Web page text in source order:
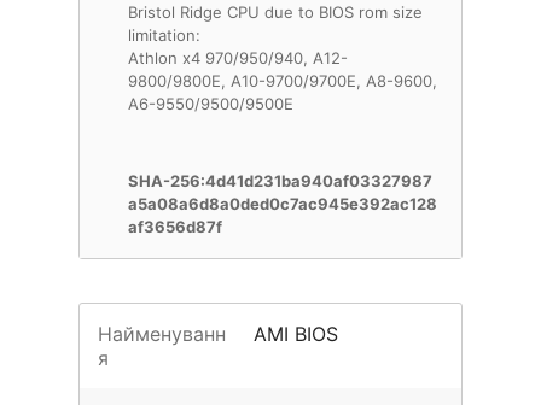
Bristol Ridge CPU due to BIOS rom size
limitation:
Athlon x4 970/950/940, A12-
9800/9800E, A10-9700/9700E, A8-9600,
A6-9550/9500/9500E
SHA-256:4d41d231ba940af03327987
a5a08a6d8a0ded0c7ac945e392ac128
af3656d87f
Найменуванн
я
AMI BIOS